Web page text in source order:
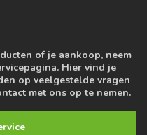
of je aankoop, neem
Hier vind je
op veelgestelde vragen
met ons op te nemen.